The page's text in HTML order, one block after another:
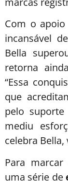
Com o
incansável
Bella
retorna
“Essa
que
pelo
mediu
celebra
Para
uma série de